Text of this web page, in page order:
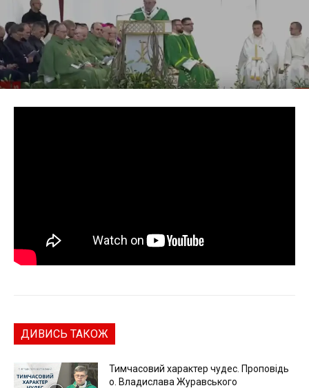
ДИВИСЬ ТАКОЖ
Тимчасовий характер чудес. Проповідь
о. Владислава Журавського